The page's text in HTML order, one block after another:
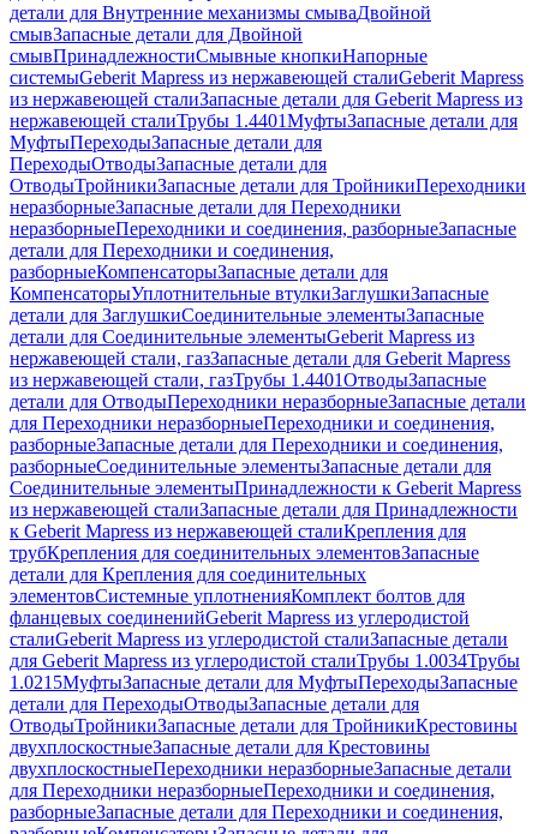
детали для Внутренние механизмы смываДвойной
смывЗапасные детали для Двойной
смывПринадлежностиСмывные кнопкиНапорные
системыGeberit Mapress из нержавеющей сталиGeberit Mapress
из нержавеющей сталиЗапасные детали для Geberit Mapress из
нержавеющей сталиТрубы 1.4401МуфтыЗапасные детали для
МуфтыПереходыЗапасные детали для
ПереходыОтводыЗапасные детали для
ОтводыТройникиЗапасные детали для ТройникиПереходники
неразборныеЗапасные детали для Переходники
неразборныеПереходники и соединения, разборныеЗапасные
детали для Переходники и соединения,
разборныеКомпенсаторыЗапасные детали для
КомпенсаторыУплотнительные втулкиЗаглушкиЗапасные
детали для ЗаглушкиСоединительные элементыЗапасные
детали для Соединительные элементыGeberit Mapress из
нержавеющей стали, газЗапасные детали для Geberit Mapress
из нержавеющей стали, газТрубы 1.4401ОтводыЗапасные
детали для ОтводыПереходники неразборныеЗапасные детали
для Переходники неразборныеПереходники и соединения,
разборныеЗапасные детали для Переходники и соединения,
разборныеСоединительные элементыЗапасные детали для
Соединительные элементыПринадлежности к Geberit Mapress
из нержавеющей сталиЗапасные детали для Принадлежности
к Geberit Mapress из нержавеющей сталиКрепления для
трубКрепления для соединительных элементовЗапасные
детали для Крепления для соединительных
элементовСистемные уплотненияКомплект болтов для
фланцевых соединенийGeberit Mapress из углеродистой
сталиGeberit Mapress из углеродистой сталиЗапасные детали
для Geberit Mapress из углеродистой сталиТрубы 1.0034Трубы
1.0215МуфтыЗапасные детали для МуфтыПереходыЗапасные
детали для ПереходыОтводыЗапасные детали для
ОтводыТройникиЗапасные детали для ТройникиКрестовины
двухплоскостныеЗапасные детали для Крестовины
двухплоскостныеПереходники неразборныеЗапасные детали
для Переходники неразборныеПереходники и соединения,
разборныеЗапасные детали для Переходники и соединения,